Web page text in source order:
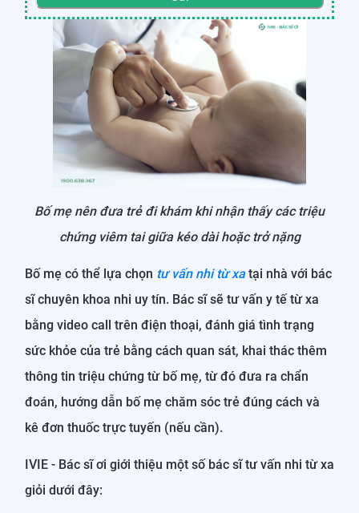
Bố mẹ nên đưa trẻ đi khám khi nhận thấy các triệu
chứng viêm tai giữa kéo dài hoặc trở nặng
Bố mẹ có thể lựa chọn tư vấn nhi từ xatại nhà với bác
sĩ chuyên khoa nhi uy tín. Bác sĩ sẽ tư vấn y tế từ xa
bằng video call trên điện thoại, đánh giá tình trạng
sức khỏe của trẻ bằng cách quan sát, khai thác thêm
thông tin triệu chứng từ bố mẹ, từ đó đưa ra chẩn
đoán, hướng dẫn bố mẹ chăm sóc trẻ đúng cách và
kê đơn thuốc trực tuyến (nếu cần).
IVIE - Bác sĩ ơi giới thiệu một số bác sĩ tư vấn nhi từ xa
giỏi dưới đây: